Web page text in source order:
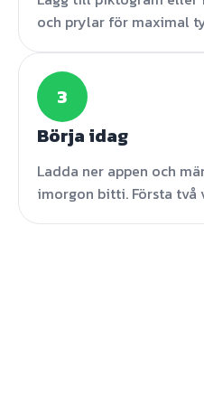
och prylar för maximal
3
Börja idag
Ladda ner appen och
imorgon bitti. Första två